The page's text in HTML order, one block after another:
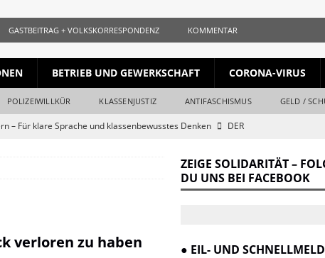
GASTBEITRAG + VOLKSKORRESPONDENZ KOMMENTAR
BETRIEB UND GEWERKSCHAFT CORONA-VIRUS
POLIZEIWILLKÜR KLASSENJUSTIZ ANTIFASCHISMUS GELD /
– Für klare Sprache und klassenbewusstes Denken
DER
KURZ + KNAPP + AUFGESCHNAPPT
vom Ende
DER REVOLUTIONÄR
verloren zu haben
ZEIGE SOLIDARITÄT –
DU UNS BEI FACEBOOK
● EIL- UND